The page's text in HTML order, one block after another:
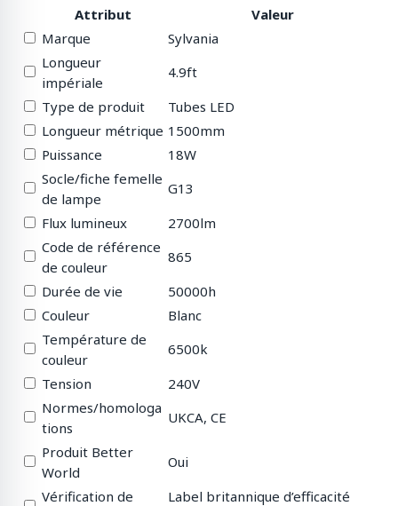
Attribut
Valeur
Marque
Sylvania
Longueur
impériale
4.9ft
Type de produit
Tubes LED
Longueur métrique 1500mm
Puissance
18W
Socle/fiche femelle
de lampe
G13
Flux lumineux
2700lm
Code de référence
de couleur
865
Durée de vie
50000h
Couleur
Blanc
Température de
couleur
6500k
Tension
240V
Normes/homologa
tions
UKCA, CE
Produit Better
World
Oui
Vérification de
Label britannique d’efficacité